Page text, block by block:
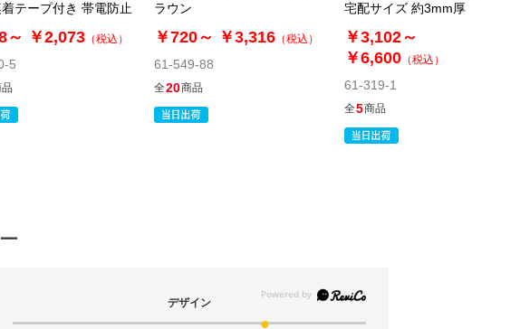
61-318-2-11
(10). 45×33×41cm(10枚)
税抜 ￥1,910 /単価
￥210.10
テープ付き 帯電防止
～ ￥2,073 （税込）
5
ラウン
￥720～ ￥3,316 （税込）
61-549-88
全20商品
宅配サイズ 約3mm厚
￥3,102～
￥6,600 （税込）
61-319-1
全5商品
デザイン